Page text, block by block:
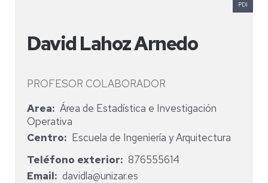
David Lahoz Arnedo
PROFESOR COLABORADOR
PDI
Area
Área de Estadística e Investigación
Operativa
Centro
Escuela de Ingeniería y Arquitectura
Teléfono exterior
876555614
Email
davidla@unizar.es